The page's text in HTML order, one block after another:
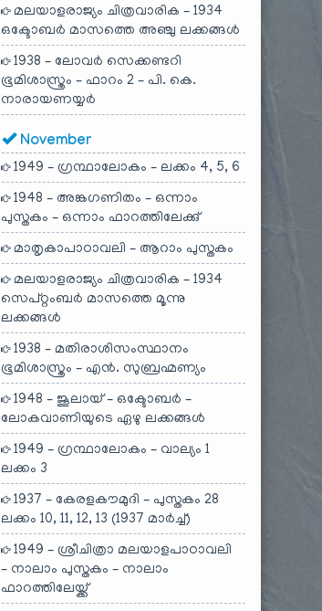
മലയാളരാജ്യം ചിത്രവാരിക – 1934
ഒക്ടോബർ മാസത്തെ അഞ്ചു ലക്കങ്ങൾ
1938 – ലോവർ സെക്കണ്ടറി
ഭൂമിശാസ്ത്രം – ഫാറം 2 – പി. കെ.
നാരായണയ്യർ
November
1949 – ഗ്രന്ഥാലോകം – ലക്കം 4, 5, 6
1948 – അങ്കഗണിതം – ഒന്നാം
പുസ്തകം – ഒന്നാം ഫാറത്തിലേക്കു്
മാതൃകാപാഠാവലി – ആറാം പുസ്തകം
മലയാളരാജ്യം ചിത്രവാരിക – 1934
സെപ്റ്റംബർ മാസത്തെ മൂന്നു
ലക്കങ്ങൾ
1938 – മതിരാശിസംസ്ഥാനം
ഭൂമിശാസ്ത്രം – എൻ. സുബ്രഹ്മണ്യം
1948 – ജൂലായ് – ഒക്ടോബർ –
ലോകവാണിയുടെ ഏഴു ലക്കങ്ങൾ
1949 – ഗ്രന്ഥാലോകം – വാല്യം 1
ലക്കം 3
1937 – കേരളകൗമുദി – പുസ്തകം 28
ലക്കം 10, 11, 12, 13 (1937 മാർച്ച്)
1949 – ശ്രീചിത്രാ മലയാളപാഠാവലി
– നാലാം പുസ്തകം – നാലാം
ഫാറത്തിലേയ്ക്ക്